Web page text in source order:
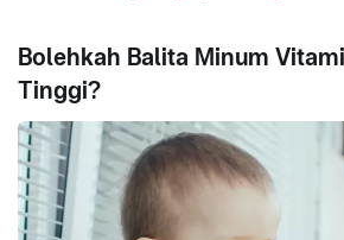
Bolehkah Balita Minum
Tinggi?